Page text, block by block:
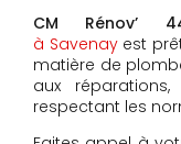
CM Rénov’
à Savenayest
matière de
aux
respectant les